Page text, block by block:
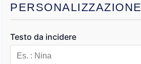
PERSONALIZZAZIONE
Testo da incidere